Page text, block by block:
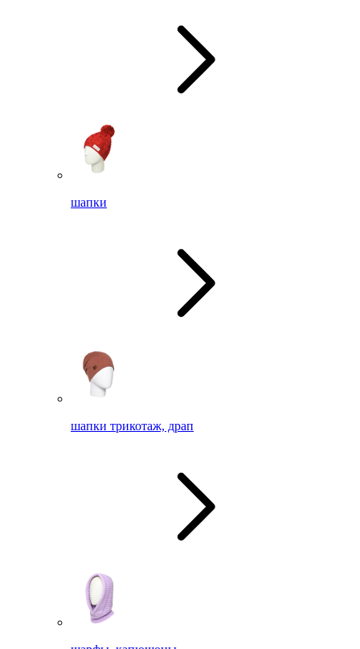
шапки
шапки трикотаж, драп